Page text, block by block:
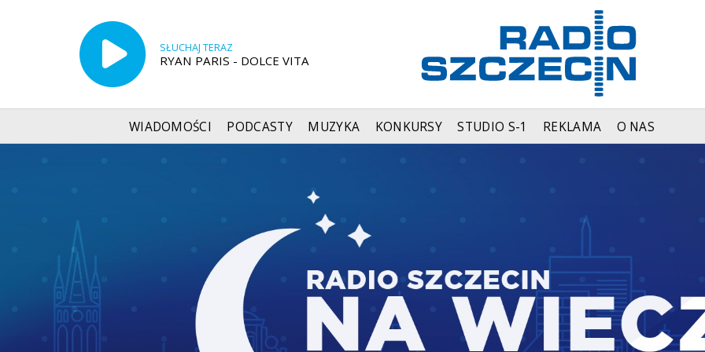
SŁUCHAJ TERAZ
RYAN PARIS - DOLCE VITA
WIADOMOŚCI PODCASTY MUZYKA KONKURSY STUDIO S-1 REKLAMA O NAS